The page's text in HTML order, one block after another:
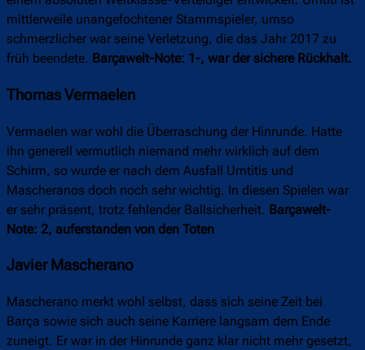
mittlerweile unangefochtener Stammspieler, umso
schmerzlicher war seine Verletzung, die das Jahr 2017 zu
früh beendete. Barçawelt-Note: 1-, war der sichere Rückhalt.
Thomas Vermaelen
Vermaelen war wohl die Überraschung der Hinrunde. Hatte
ihn generell vermutlich niemand mehr wirklich auf dem
Schirm, so wurde er nach dem Ausfall Umtitis und
Mascheranos doch noch sehr wichtig. In diesen Spielen war
er sehr präsent, trotz fehlender Ballsicherheit. Barçawelt-
Note: 2, auferstanden von den Toten
Javier Mascherano
Mascherano merkt wohl selbst, dass sich seine Zeit bei
Barça sowie sich auch seine Karriere langsam dem Ende
zuneigt. Er war in der Hinrunde ganz klar nicht mehr gesetzt,